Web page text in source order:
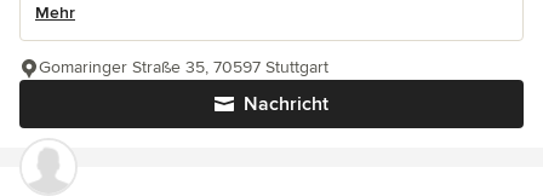
Mehr
Nachricht
Gomaringer Straße 35, 70597 Stuttgart